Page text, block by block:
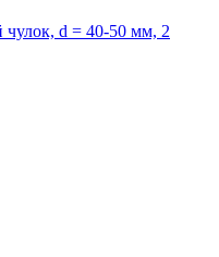
d = 40-50 мм, 2